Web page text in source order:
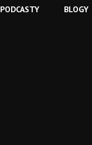
PODCASTY BLOGY